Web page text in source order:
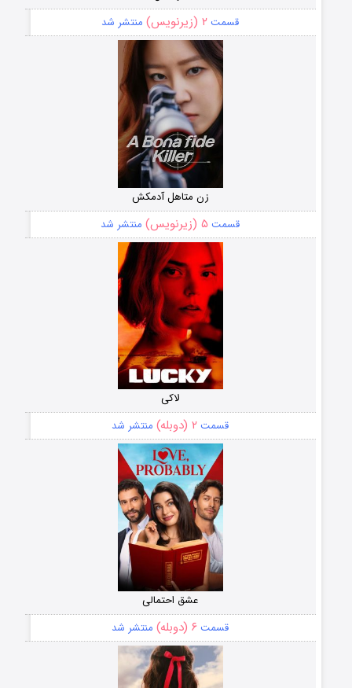
قسمت ۲ (زیرنویس) منتشر شد
زن متاهل آدمکش
قسمت ۵ (زیرنویس) منتشر شد
لاکی
قسمت ۲ (دوبله) منتشر شد
عشق احتمالی
قسمت ۶ (دوبله) منتشر شد